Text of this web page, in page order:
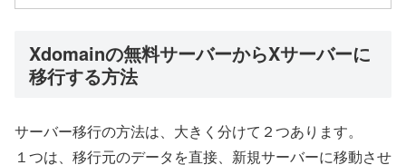
Xdomainの無料サーバーからXサーバーに
移行する方法
サーバー移行の方法は、大きく分けて２つあります。
１つは、移行元のデータを直接、新規サーバーに移動させ